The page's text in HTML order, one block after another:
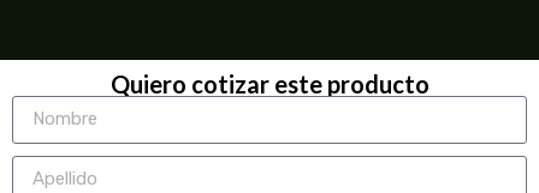
Quiero cotizar este producto